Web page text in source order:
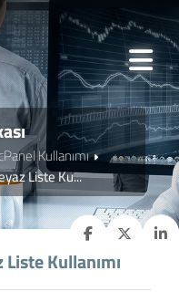
Kullanımı
Liste Ku...
Kullanımı